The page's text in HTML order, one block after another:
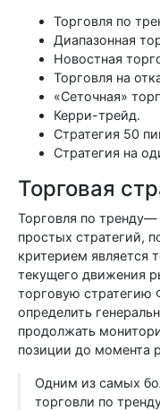
Торговля по
Диапазонная
Новостная
Торговля на
«Сеточная»
Керри-трейд.
Стратегия 50
Стратегия на
Торговая
Торговля по
простых стратегий,
критерием является
текущего движения
торговую стратегию
определить
продолжать
позиции до момента
Одним из самых
торговли по